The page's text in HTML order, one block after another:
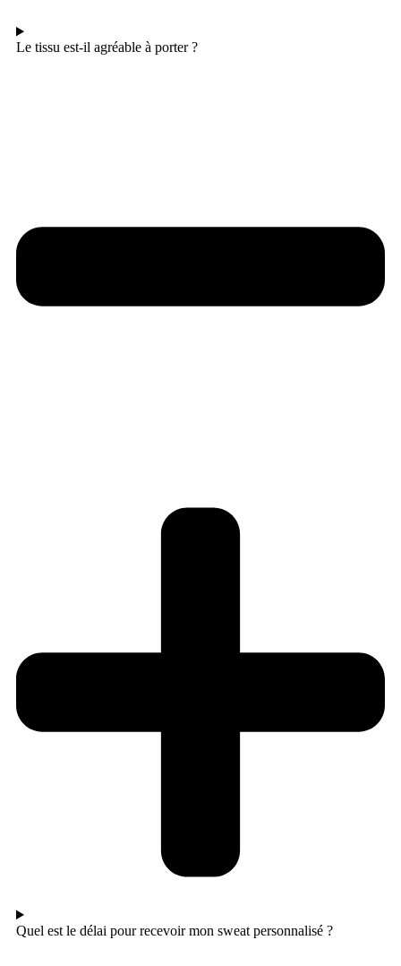
Le tissu est-il agréable à porter ?
Quel est le délai pour recevoir mon sweat personnalisé ?